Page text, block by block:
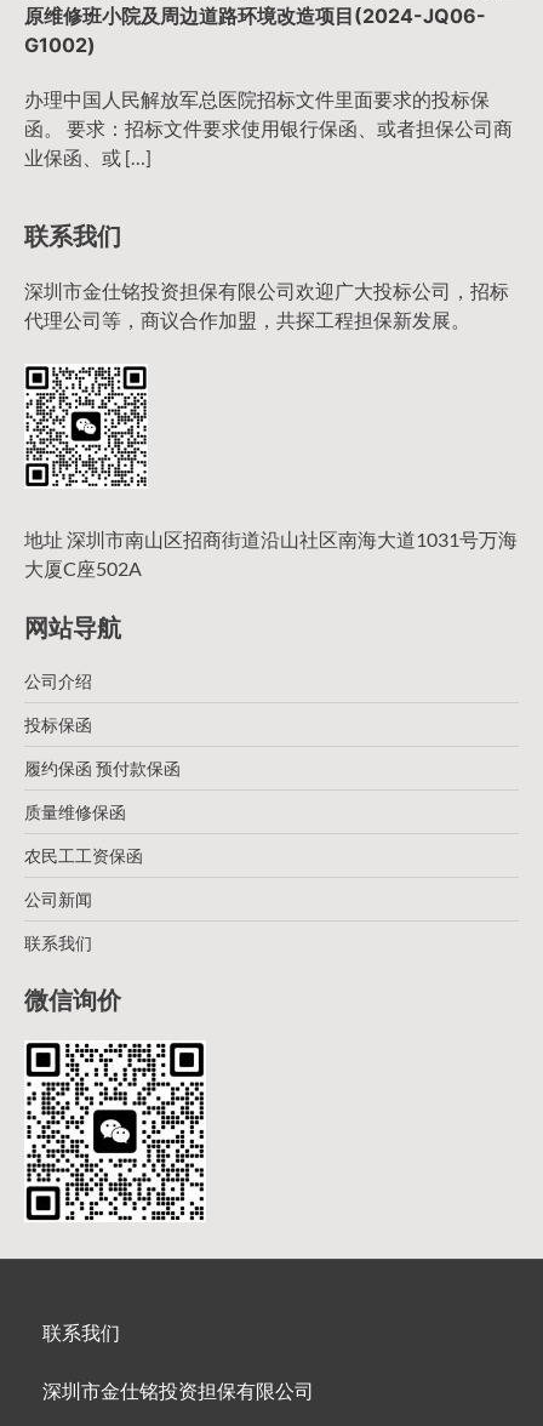
原维修班小院及周边道路环境改造项目(2024-JQ06-
G1002)
办理中国人民解放军总医院招标文件里面要求的投标保
函。 要求：招标文件要求使用银行保函、或者担保公司商
业保函、或 […]
联系我们
深圳市金仕铭投资担保有限公司欢迎广大投标公司，招标
代理公司等，商议合作加盟，共探工程担保新发展。
地址 深圳市南山区招商街道沿山社区南海大道1031号万海
大厦C座502A
网站导航
公司介绍
投标保函
履约保函 预付款保函
质量维修保函
农民工工资保函
公司新闻
联系我们
微信询价
联系我们
深圳市金仕铭投资担保有限公司